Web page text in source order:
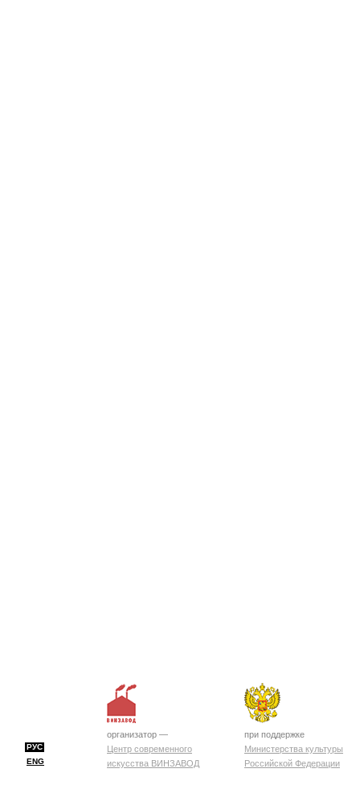
РУС
ENG
организатор —
Центр современного
искусства ВИНЗАВОД
при поддержке
Министерства культуры
Российской Федерации